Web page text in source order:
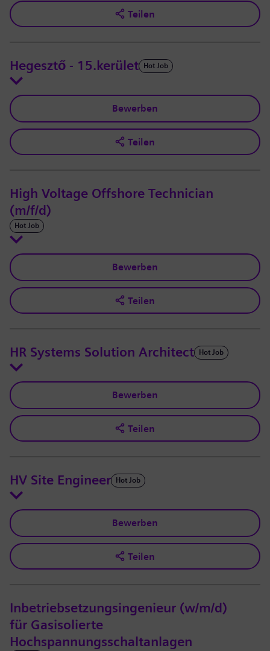
Teilen
Hegesztő - 15.kerület Hot Job
Bewerben
Teilen
High Voltage Offshore Technician
(m/f/d)
Hot Job
Bewerben
Teilen
HR Systems Solution Architect Hot Job
Bewerben
Teilen
HV Site Engineer Hot Job
Bewerben
Teilen
Inbetriebsetzungsingenieur (w/m/d)
für Gasisolierte
Hochspannungsschaltanlagen